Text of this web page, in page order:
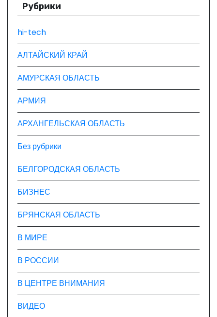
п
и
с
я
м
Рубрики
hi-tech
АЛТАЙСКИЙ КРАЙ
АМУРСКАЯ ОБЛАСТЬ
АРМИЯ
АРХАНГЕЛЬСКАЯ ОБЛАСТЬ
Без рубрики
БЕЛГОРОДСКАЯ ОБЛАСТЬ
БИЗНЕС
БРЯНСКАЯ ОБЛАСТЬ
В МИРЕ
В РОССИИ
В ЦЕНТРЕ ВНИМАНИЯ
ВИДЕО